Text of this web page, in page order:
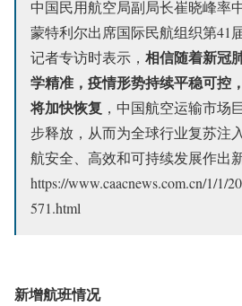
中国民用航空局副局长崔晓峰率
蒙特利尔出席国际民航组织第41
记者专访时表示， 相信随着新冠
学精准，疫情形势持续平稳可控
将加快恢复 ，中国航空运输市场
步释放，从而为全球行业复苏注
航安全、高效和可持续发展作出新
https://www.caacnews.com.cn/1/1/
571.html
新增航班情况